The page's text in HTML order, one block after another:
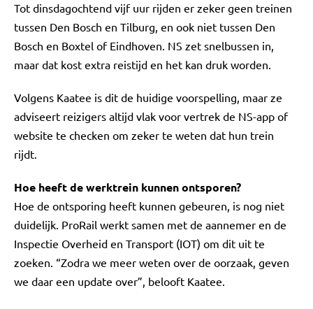
Tot dinsdagochtend vijf uur rijden er zeker geen treinen
tussen Den Bosch en Tilburg, en ook niet tussen Den
Bosch en Boxtel of Eindhoven. NS zet snelbussen in,
maar dat kost extra reistijd en het kan druk worden.
Volgens Kaatee is dit de huidige voorspelling, maar ze
adviseert reizigers altijd vlak voor vertrek de NS-app of
website te checken om zeker te weten dat hun trein
rijdt.
Hoe heeft de werktrein kunnen ontsporen?
Hoe de ontsporing heeft kunnen gebeuren, is nog niet
duidelijk. ProRail werkt samen met de aannemer en de
Inspectie Overheid en Transport (IOT) om dit uit te
zoeken. “Zodra we meer weten over de oorzaak, geven
we daar een update over”, belooft Kaatee.